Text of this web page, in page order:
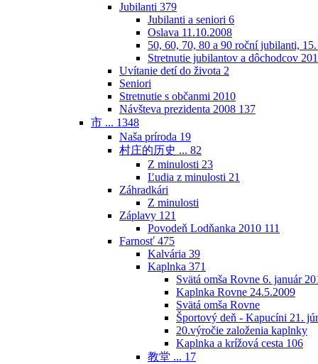
Jubilanti 379
Jubilanti a seniori 6
Oslava 11.10.2008
50, 60, 70, 80 a 90 roční jubilanti,
Stretnutie jubilantov a dôchodcov
Uvítanie detí do života 2
Seniori
Stretnutie s občanmi 2010
Návšteva prezidenta 2008 137
市 ... 1348
Naša príroda 19
村庄的历史 ... 82
Z minulosti 23
Ľudia z minulosti 21
Záhradkári
Z minulosti
Záplavy 121
Povodeň Lodňanka 2010 111
Farnosť 475
Kalvária 39
Kaplnka 371
Svätá omša Rovne 6. január
Kaplnka Rovne 24.5.2009
Svätá omša Rovne
Športový deň - Kapucíni 21.
20.výročie založenia kaplnky
Kaplnka a krížová cesta 106
教堂 ... 17